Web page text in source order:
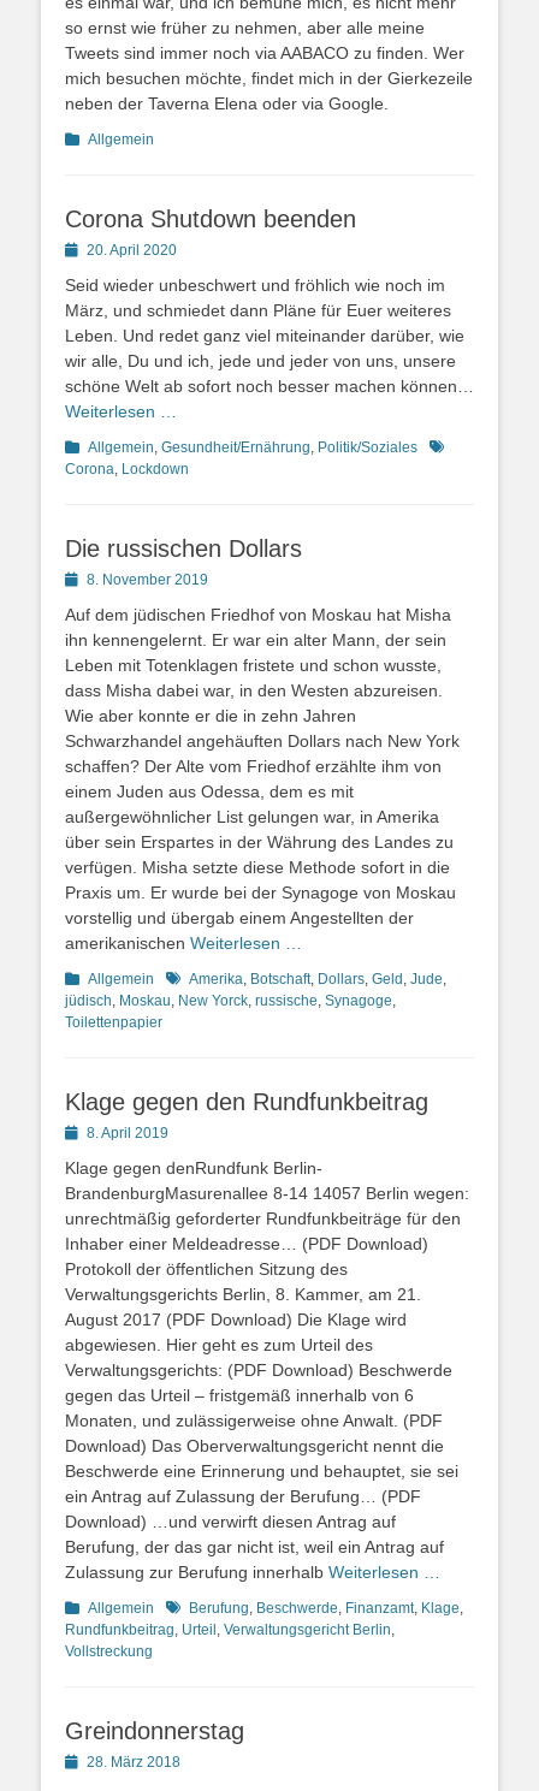
so ernst wie früher zu nehmen, aber alle meine
Tweets sind immer noch via AABACO zu finden. Wer
mich besuchen möchte, findet mich in der Gierkezeile
neben der Taverna Elena oder via Google.
Kategorien
Allgemein
Corona Shutdown beenden
Posted20. April 2020
Seid wieder unbeschwert und fröhlich wie noch im
März, und schmiedet dann Pläne für Euer weiteres
Leben. Und redet ganz viel miteinander darüber, wie
wir alle, Du und ich, jede und jeder von uns, unsere
schöne Welt ab sofort noch besser machen können…
Weiterlesen …
Kategorien
Allgemein, Gesundheit/Ernährung, Politik/Soziales
Schlagworte
Corona, Lockdown
Die russischen Dollars
Posted8. November 2019
Auf dem jüdischen Friedhof von Moskau hat Misha
ihn kennengelernt. Er war ein alter Mann, der sein
Leben mit Totenklagen fristete und schon wusste,
dass Misha dabei war, in den Westen abzureisen.
Wie aber konnte er die in zehn Jahren
Schwarzhandel angehäuften Dollars nach New York
schaffen? Der Alte vom Friedhof erzählte ihm von
einem Juden aus Odessa, dem es mit
außergewöhnlicher List gelungen war, in Amerika
über sein Erspartes in der Währung des Landes zu
verfügen. Misha setzte diese Methode sofort in die
Praxis um. Er wurde bei der Synagoge von Moskau
vorstellig und übergab einem Angestellten der
amerikanischen Weiterlesen …
Kategorien
Allgemein Schlagworte
Amerika, Botschaft, Dollars, Geld , Jude,
jüdisch, Moskau, New Yorck, russische, Synagoge,
Toilettenpapier
Klage gegen den Rundfunkbeitrag
Posted8. April 2019
Klage gegen denRundfunk Berlin-
BrandenburgMasurenallee 8-14 14057 Berlin wegen:
unrechtmäßig geforderter Rundfunkbeiträge für den
Inhaber einer Meldeadresse… (PDF Download)
Protokoll der öffentlichen Sitzung des
Verwaltungsgerichts Berlin, 8. Kammer, am 21.
August 2017 (PDF Download) Die Klage wird
abgewiesen. Hier geht es zum Urteil des
Verwaltungsgerichts: (PDF Download) Beschwerde
gegen das Urteil – fristgemäß innerhalb von 6
Monaten, und zulässigerweise ohne Anwalt. (PDF
Download) Das Oberverwaltungsgericht nennt die
Beschwerde eine Erinnerung und behauptet, sie sei
ein Antrag auf Zulassung der Berufung… (PDF
Download) …und verwirft diesen Antrag auf
Berufung, der das gar nicht ist, weil ein Antrag auf
Zulassung zur Berufung innerhalb Weiterlesen …
Kategorien
Allgemein Schlagworte
Berufung, Beschwerde, Finanzamt, Klage,
Rundfunkbeitrag, Urteil , Verwaltungsgericht Berlin,
Vollstreckung
Greindonnerstag
Posted28. März 2018